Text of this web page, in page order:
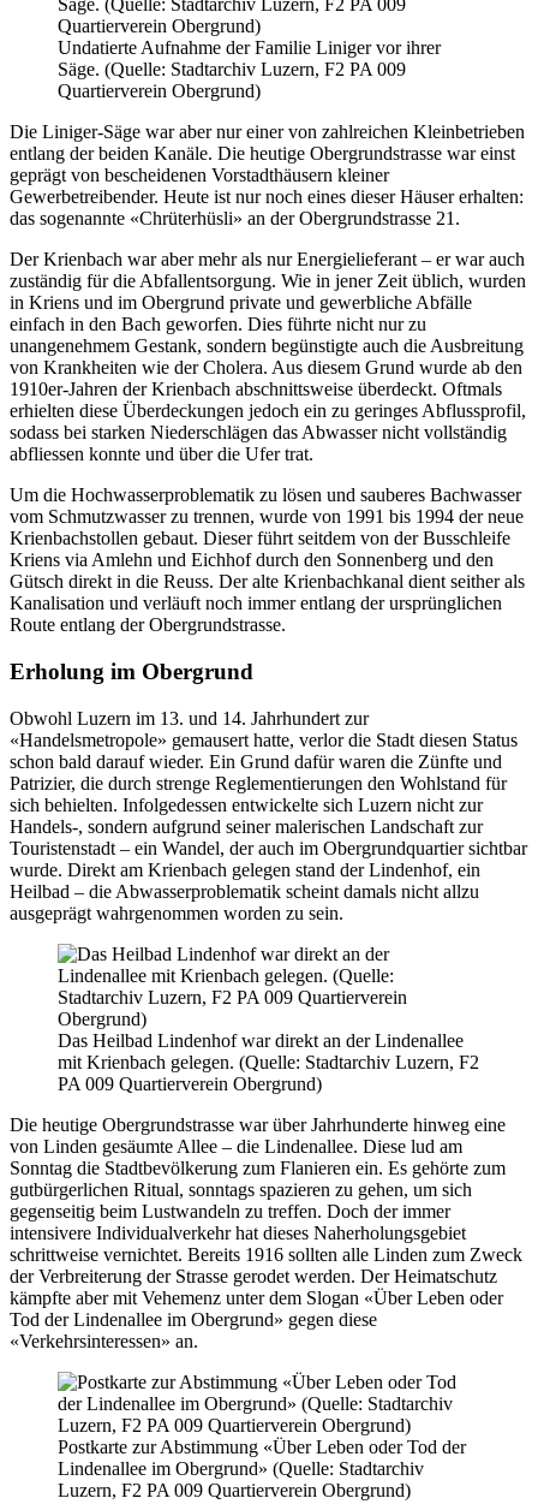
Undatierte Aufnahme der Familie Liniger vor ihrer
Säge. (Quelle: Stadtarchiv Luzern, F2 PA 009
Quartierverein Obergrund)
Die Liniger-Säge war aber nur einer von zahlreichen Kleinbetrieben
entlang der beiden Kanäle. Die heutige Obergrundstrasse war einst
geprägt von bescheidenen Vorstadthäusern kleiner
Gewerbetreibender. Heute ist nur noch eines dieser Häuser erhalten:
das sogenannte «Chrüterhüsli» an der Obergrundstrasse 21.
Der Krienbach war aber mehr als nur Energielieferant – er war auch
zuständig für die Abfallentsorgung. Wie in jener Zeit üblich, wurden
in Kriens und im Obergrund private und gewerbliche Abfälle
einfach in den Bach geworfen. Dies führte nicht nur zu
unangenehmem Gestank, sondern begünstigte auch die Ausbreitung
von Krankheiten wie der Cholera. Aus diesem Grund wurde ab den
1910er-Jahren der Krienbach abschnittsweise überdeckt. Oftmals
erhielten diese Überdeckungen jedoch ein zu geringes Abflussprofil,
sodass bei starken Niederschlägen das Abwasser nicht vollständig
abfliessen konnte und über die Ufer trat.
Um die Hochwasserproblematik zu lösen und sauberes Bachwasser
vom Schmutzwasser zu trennen, wurde von 1991 bis 1994 der neue
Krienbachstollen gebaut. Dieser führt seitdem von der Busschleife
Kriens via Amlehn und Eichhof durch den Sonnenberg und den
Gütsch direkt in die Reuss. Der alte Krienbachkanal dient seither als
Kanalisation und verläuft noch immer entlang der ursprünglichen
Route entlang der Obergrundstrasse.
Erholung im Obergrund
Obwohl Luzern im 13. und 14. Jahrhundert zur
«Handelsmetropole» gemausert hatte, verlor die Stadt diesen Status
schon bald darauf wieder. Ein Grund dafür waren die Zünfte und
Patrizier, die durch strenge Reglementierungen den Wohlstand für
sich behielten. Infolgedessen entwickelte sich Luzern nicht zur
Handels-, sondern aufgrund seiner malerischen Landschaft zur
Touristenstadt – ein Wandel, der auch im Obergrundquartier sichtbar
wurde. Direkt am Krienbach gelegen stand der Lindenhof, ein
Heilbad – die Abwasserproblematik scheint damals nicht allzu
ausgeprägt wahrgenommen worden zu sein.
Das Heilbad Lindenhof war direkt an der Lindenallee
mit Krienbach gelegen. (Quelle: Stadtarchiv Luzern, F2
PA 009 Quartierverein Obergrund)
Die heutige Obergrundstrasse war über Jahrhunderte hinweg eine
von Linden gesäumte Allee – die Lindenallee. Diese lud am
Sonntag die Stadtbevölkerung zum Flanieren ein. Es gehörte zum
gutbürgerlichen Ritual, sonntags spazieren zu gehen, um sich
gegenseitig beim Lustwandeln zu treffen. Doch der immer
intensivere Individualverkehr hat dieses Naherholungsgebiet
schrittweise vernichtet. Bereits 1916 sollten alle Linden zum Zweck
der Verbreiterung der Strasse gerodet werden. Der Heimatschutz
kämpfte aber mit Vehemenz unter dem Slogan «Über Leben oder
Tod der Lindenallee im Obergrund» gegen diese
«Verkehrsinteressen» an.
Postkarte zur Abstimmung «Über Leben oder Tod der
Lindenallee im Obergrund» (Quelle: Stadtarchiv
Luzern, F2 PA 009 Quartierverein Obergrund)